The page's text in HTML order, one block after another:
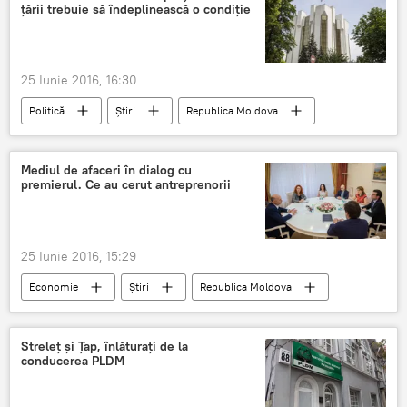
ţării trebuie să îndeplinească o condiţie
25 Iunie 2016, 16:30
Politică Știri
Republica Moldova
Moldova
preşedinte
mandat
preşedinţia
Alegeri prezidenţiale în Republica Moldova - 2020
Mediul de afaceri în dialog cu
premierul. Ce au cerut antreprenorii
25 Iunie 2016, 15:29
Economie Știri
Republica Moldova
Moldova
afaceri Pavel Filip
Streleţ şi Ţap, înlăturaţi de la
conducerea PLDM